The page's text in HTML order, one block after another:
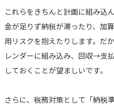
これらをきちんと計画に組み込
金が足りず納税が滞ったり、加
用リスクを抱えたりします。だ
レンダーに組み込み、回収→支
しておくことが望ましいです。
さらに、税務対策として「納税